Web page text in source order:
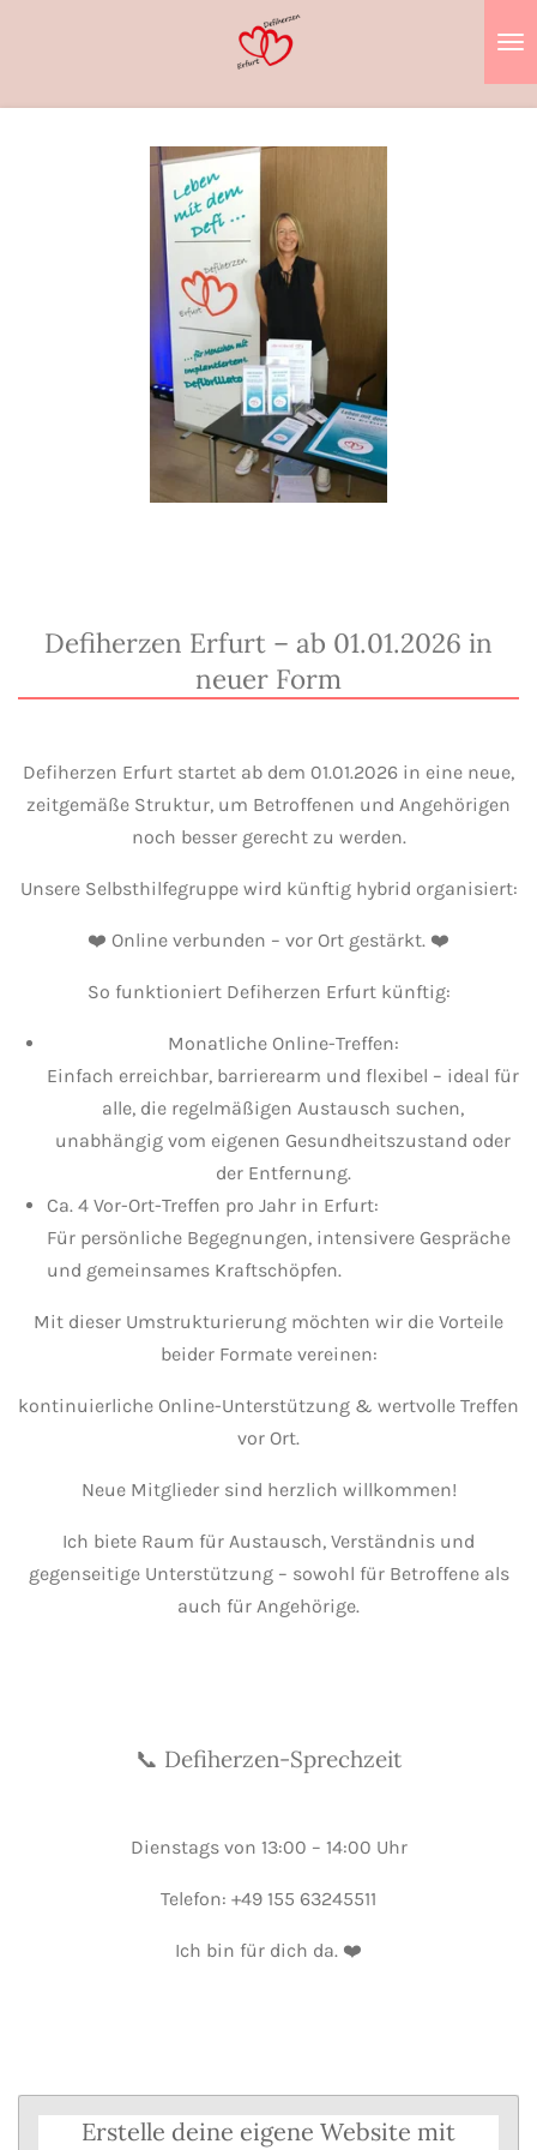
Defiherzen Erfurt – ab 01.01.2026 in
neuer Form
Defiherzen Erfurt startet ab dem 01.01.2026 in eine neue,
zeitgemäße Struktur, um Betroffenen und Angehörigen
noch besser gerecht zu werden.
Unsere Selbsthilfegruppe wird künftig hybrid organisiert:
❤️ Online verbunden – vor Ort gestärkt. ❤️
So funktioniert Defiherzen Erfurt künftig:
Monatliche Online-Treffen:
Einfach erreichbar, barrierearm und flexibel – ideal für
alle, die regelmäßigen Austausch suchen,
unabhängig vom eigenen Gesundheitszustand oder
der Entfernung.
Ca. 4 Vor-Ort-Treffen pro Jahr in Erfurt:
Für persönliche Begegnungen, intensivere Gespräche
und gemeinsames Kraftschöpfen.
Mit dieser Umstrukturierung möchten wir die Vorteile
beider Formate vereinen:
kontinuierliche Online-Unterstützung & wertvolle Treffen
vor Ort.
Neue Mitglieder sind herzlich willkommen!
Ich biete Raum für Austausch, Verständnis und
gegenseitige Unterstützung – sowohl für Betroffene als
auch für Angehörige.
📞 Defiherzen-Sprechzeit
Dienstags von 13:00 – 14:00 Uhr
Telefon: +49 155 63245511
Ich bin für dich da. ❤️
Erstelle deine eigene Website mit